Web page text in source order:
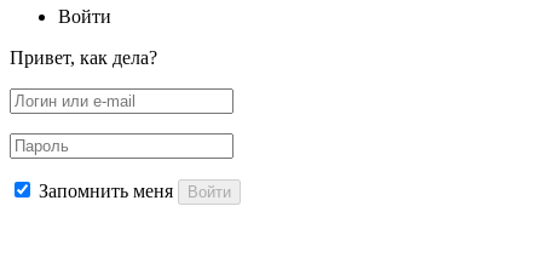
Войти
Привет, как дела?
Запомнить меня Войти